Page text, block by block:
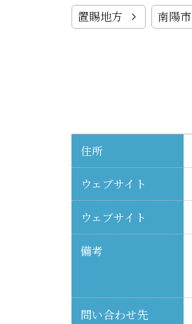
置賜地方 南陽市
住所
ウェブサイト
ウェブサイト
備考
問い合わせ先